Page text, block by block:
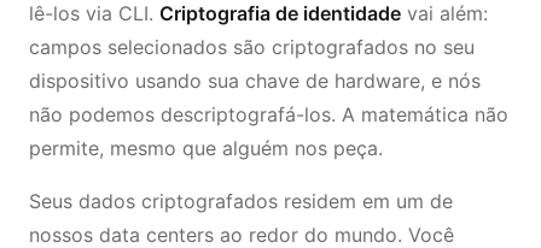
lê-los via CLI. Criptografia de identidade vai além:
campos selecionados são criptografados no seu
dispositivo usando sua chave de hardware, e nós
não podemos descriptografá-los. A matemática não
permite, mesmo que alguém nos peça.
Seus dados criptografados residem em um de
nossos data centers ao redor do mundo. Você